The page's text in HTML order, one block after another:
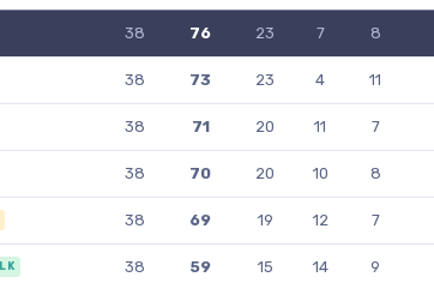
38 76 23 7 8
38 73 23 4 11
38 71 20 11 7
38 70 20 10 8
38 69 19 12 7
LK 38 59 15 14 9